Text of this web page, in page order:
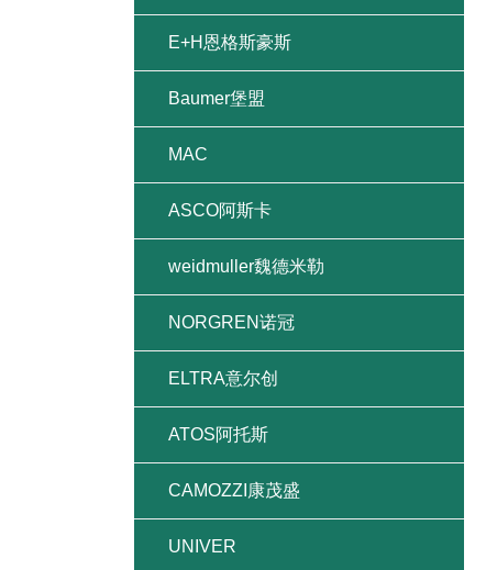
E+H恩格斯豪斯
Baumer堡盟
MAC
ASCO阿斯卡
weidmuller魏德米勒
NORGREN诺冠
ELTRA意尔创
ATOS阿托斯
CAMOZZI康茂盛
UNIVER